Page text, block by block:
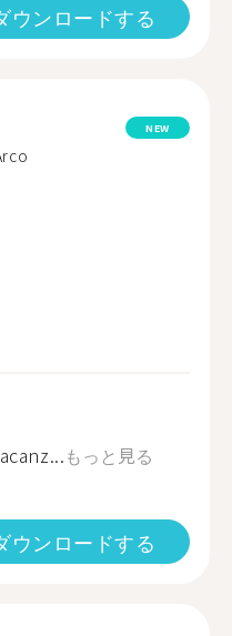
ウンロードする
NEW
もっと見る
ウンロードする